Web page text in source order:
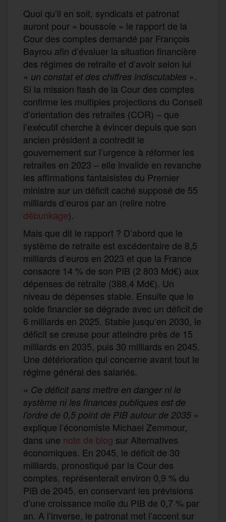
Quoi qu’il en soit, syndicats et patronat
auront pour « boussole » le rapport de la
Cour des comptes demandé par François
Bayrou afin d’évaluer la situation financière
des régimes de retraite et d’avoir selon lui
« un constat et des chiffres indiscutables ».
Si la mission flash de la Cour des comptes
confirme les multiples projections du Conseil
d’orientation des retraites (COR) – que
l’exécutif cherche à évincer depuis que son
ancien président a contredit le
gouvernement sur l’urgence à réformer les
retraites en 2023 – elle invalide en revanche
les affirmations fantaisistes du Premier
ministre sur un déficit caché supposé de 55
milliards d’euros par an (relire notre
débunkage).
Mais que dit le rapport ? D’abord que le
système de retraite est excédentaire de 8,5
milliards d’euros en 2023 et que la France
consacre 14 % de son PIB (2 803 Md€) aux
dépenses de retraite (388,4 Md€). Un
niveau de dépenses stable. Ensuite que le
solde financier se dégrade avec un déficit de
6 milliards en 2025. Stable jusqu’en 2030, le
déficit se creuse pour atteindre près de 15
milliards en 2035, puis 30 milliards en 2045.
Une détérioration qui concerne avant tout le
régime général des salariés.
« Ce déficit sans mettre en danger ni le
système ni les finances publiques est de
l’ordre de 0,5 point de PIB autour de 2035 »
explique l’économiste Michael Zemmour,
dans une note de blog sur Alternatives
économiques. En 2045, le déficit de 30
milliards, pronostiqué par la Cour des
comptes, représenterait environ 0,9 % du
PIB de 2045, en conservant les prévisions
d’une croissance molle du PIB de 0,7 % par
an. A l’inverse, le patronat met l’accent sur